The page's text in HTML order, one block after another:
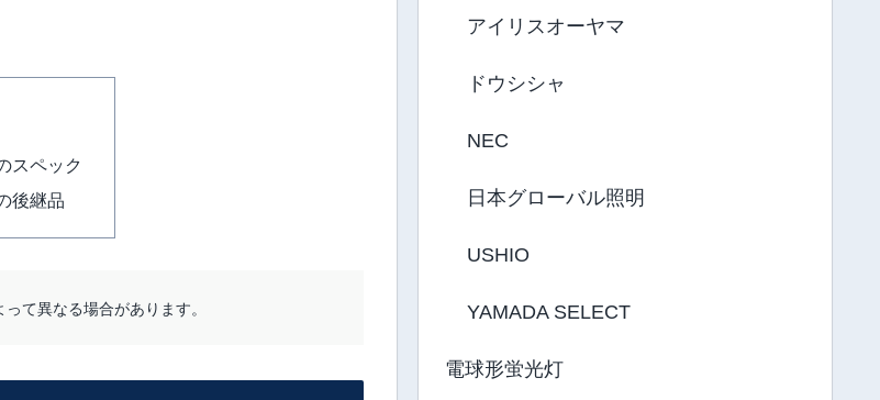
スペック
後継品
て異なる場合があります。
アイリスオーヤマ
ドウシシャ
NEC
日本グローバル照明
USHIO
YAMADA SELECT
電球形蛍光灯